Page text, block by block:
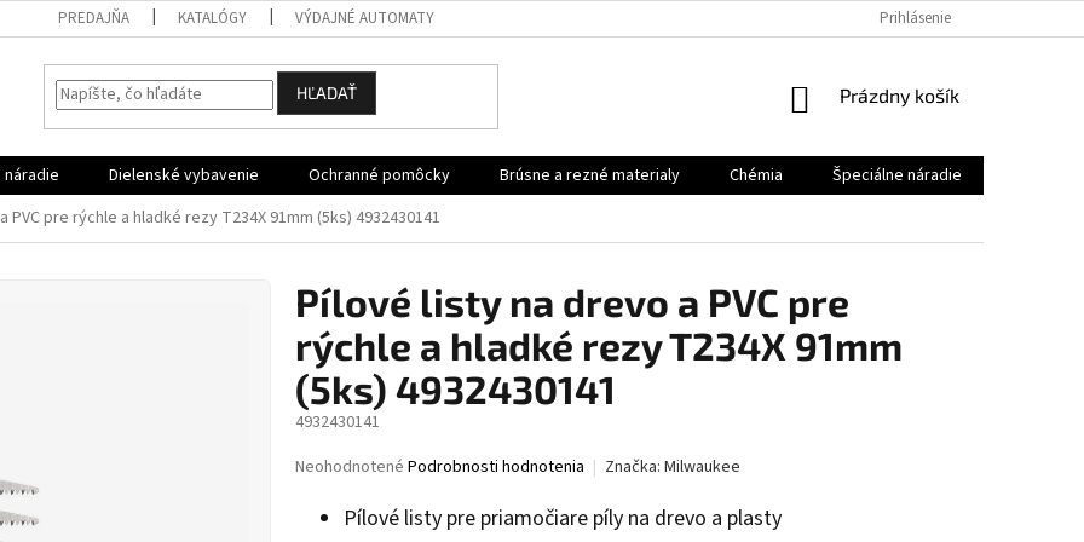
PREDAJŇA KATALÓGY VÝDAJNÉ AUTOMATY Prihlásenie
HĽADAŤ
NÁKUPNÝ
Prázdny košík
náradie Dielenské vybavenie Ochranné pomôcky Brúsne a rezné materialy Chémia Špeciálne náradie
pre rýchle a hladké rezy T234X 91mm (5ks) 4932430141
Pílové listy na drevo a PVC pre
rýchle a hladké rezy T234X 91mm
(5ks) 4932430141
4932430141
Priemerné
produktu
Neohodnotené Podrobnosti hodnotenia Značka: Milwaukee
Pílové listy pre priamočiare píly na drevo a plasty